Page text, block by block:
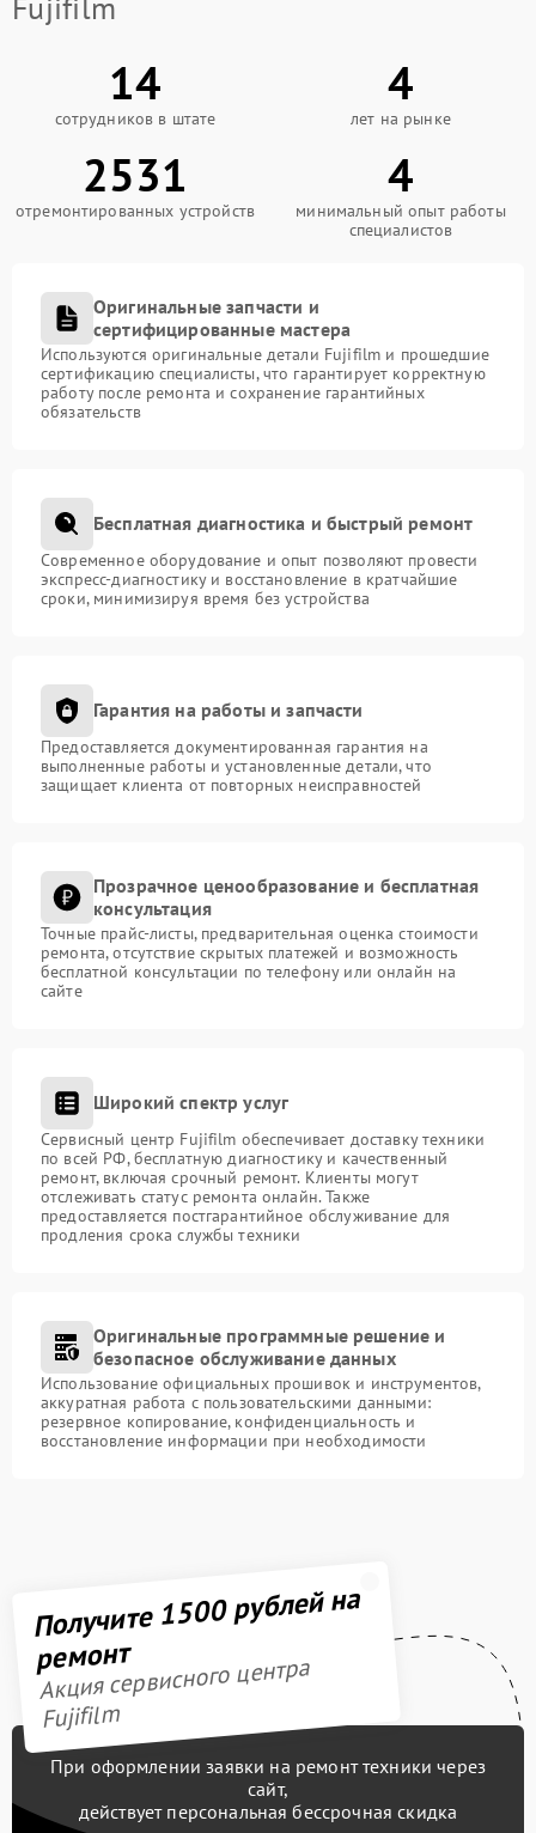
14
сотрудников в штате
4
лет на рынке
2531
отремонтированных устройств
4
минимальный опыт работы
специалистов
Оригинальные запчасти и
сертифицированные мастера
Используются оригинальные детали Fujifilm и прошедшие
сертификацию специалисты, что гарантирует корректную
работу после ремонта и сохранение гарантийных
обязательств
Бесплатная диагностика и быстрый ремонт
Современное оборудование и опыт позволяют провести
экспресс-диагностику и восстановление в кратчайшие
сроки, минимизируя время без устройства
Гарантия на работы и запчасти
Предоставляется документированная гарантия на
выполненные работы и установленные детали, что
защищает клиента от повторных неисправностей
Прозрачное ценообразование и бесплатная
консультация
Точные прайс-листы, предварительная оценка стоимости
ремонта, отсутствие скрытых платежей и возможность
бесплатной консультации по телефону или онлайн на
сайте
Широкий спектр услуг
Сервисный центр Fujifilm обеспечивает доставку техники
по всей РФ, бесплатную диагностику и качественный
ремонт, включая срочный ремонт. Клиенты могут
отслеживать статус ремонта онлайн. Также
предоставляется постгарантийное обслуживание для
продления срока службы техники
Оригинальные программные решение и
безопасное обслуживание данных
Использование официальных прошивок и инструментов,
аккуратная работа с пользовательскими данными:
резервное копирование, конфиденциальность и
восстановление информации при необходимости
Получите 1500 рублей на
ремонт
Акция сервисного центра
Fujifilm
При оформлении заявки на ремонт техники через
сайт,
действует персональная бессрочная скидка